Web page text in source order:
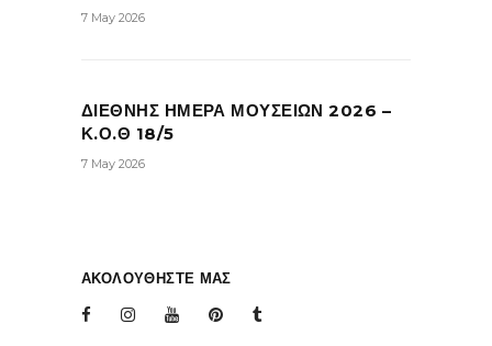
7 May 2026
ΔΙΕΘΝΗΣ ΗΜΕΡΑ ΜΟΥΣΕΙΩΝ 2026 –
Κ.Ο.Θ 18/5
7 May 2026
ΑΚΟΛΟΥΘΗΣΤΕ ΜΑΣ